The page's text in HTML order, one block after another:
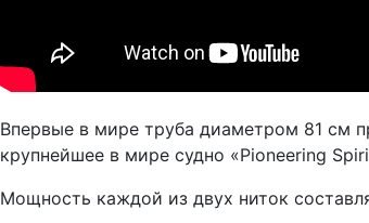
Впервые в мире труба диаметром 81 см
крупнейшее в мире судно «Pioneering
Мощность каждой из двух ниток